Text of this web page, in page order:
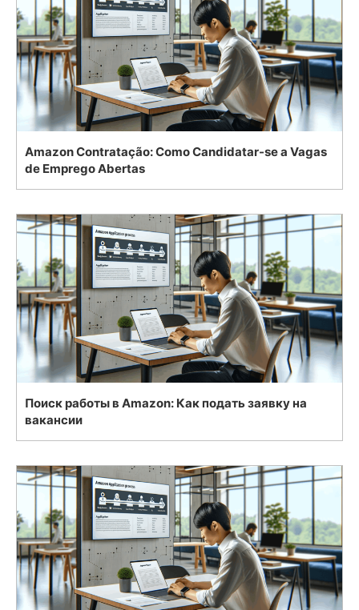
Amazon Contratação: Como Candidatar-se a Vagas
de Emprego Abertas
Поиск работы в Amazon: Как подать заявку на
вакансии